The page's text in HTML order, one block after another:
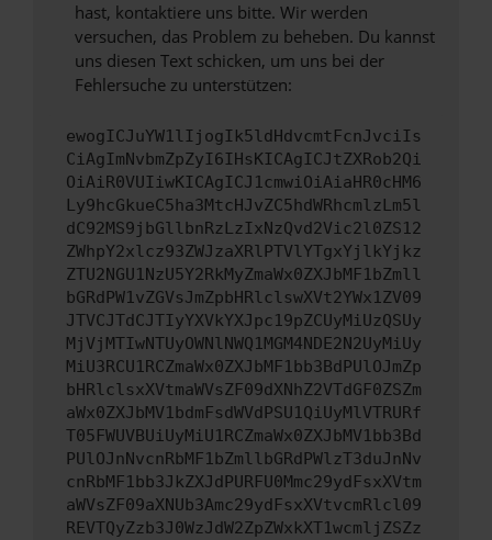
hast, kontaktiere uns bitte. Wir werden
versuchen, das Problem zu beheben. Du kannst
uns diesen Text schicken, um uns bei der
Fehlersuche zu unterstützen:
ewogICJuYW1lIjogIk5ldHdvcmtFcnJvciIs
CiAgImNvbmZpZyI6IHsKICAgICJtZXRob2Qi
OiAiR0VUIiwKICAgICJ1cmwiOiAiaHR0cHM6
Ly9hcGkueC5ha3MtcHJvZC5hdWRhcmlzLm5l
dC92MS9jbGllbnRzLzIxNzQvd2Vic2l0ZS12
ZWhpY2xlcz93ZWJzaXRlPTVlYTgxYjlkYjkz
ZTU2NGU1NzU5Y2RkMyZmaWx0ZXJbMF1bZmll
bGRdPW1vZGVsJmZpbHRlclswXVt2YWx1ZV09
JTVCJTdCJTIyYXVkYXJpc19pZCUyMiUzQSUy
MjVjMTIwNTUyOWNlNWQ1MGM4NDE2N2UyMiUy
MiU3RCU1RCZmaWx0ZXJbMF1bb3BdPUlOJmZp
bHRlclsxXVtmaWVsZF09dXNhZ2VTdGF0ZSZm
aWx0ZXJbMV1bdmFsdWVdPSU1QiUyMlVTRURf
T05FWUVBUiUyMiU1RCZmaWx0ZXJbMV1bb3Bd
PUlOJnNvcnRbMF1bZmllbGRdPWlzT3duJnNv
cnRbMF1bb3JkZXJdPURFU0Mmc29ydFsxXVtm
aWVsZF09aXNUb3Amc29ydFsxXVtvcmRlcl09
REVTQyZzb3J0WzJdW2ZpZWxkXT1wcmljZSZz